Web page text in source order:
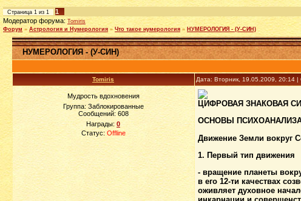
Страница 1 из 1
1
Модератор форума:Tomiris
Форум » Астрология и Нумерология » Что такое нумерология » НУМЕРОЛОГИЯ - (У-СИН)
НУМЕРОЛОГИЯ - (У-СИН)
Tomiris Дата: Вторник, 19.05.2009, 20:14
Мудрость вдохновения
Группа: Заблокированные
Сообщений: 608
Награды: 0
Статус: Offline
ЦИФРОВАЯ ЗНАКОВАЯ
ОСНОВЫ
Движение Земли вокруг
1. Первый тип движения
- вращение планеты
в его 12-ти качествах
оживляет духовное